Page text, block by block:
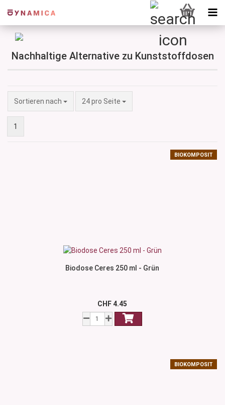
Nachhaltige Alternative zu Kunststoffdosen
Sortieren nach
Sortieren nach 24 pro Seite
pro Seite
1
BIOKOMPOSIT
Biodose Ceres 250 ml - Grün
CHF 4.45
BIOKOMPOSIT